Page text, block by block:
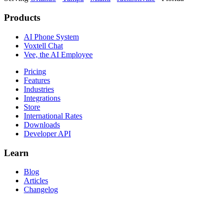
Products
AI Phone System
Voxtell Chat
Vee, the AI Employee
Pricing
Features
Industries
Integrations
Store
International Rates
Downloads
Developer API
Learn
Blog
Articles
Changelog